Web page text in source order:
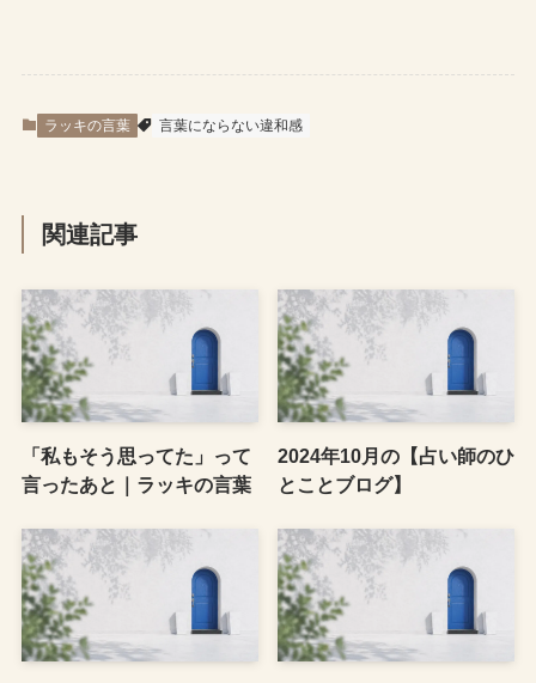
ラッキの言葉 言葉にならない違和感
関連記事
「私もそう思ってた」って
言ったあと｜ラッキの言葉
2024年10月の【占い師のひ
とことブログ】